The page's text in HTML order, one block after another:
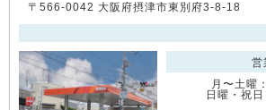
〒566-0042 大阪府摂津市東別府3-8-18
営
月〜土曜
日曜・祝